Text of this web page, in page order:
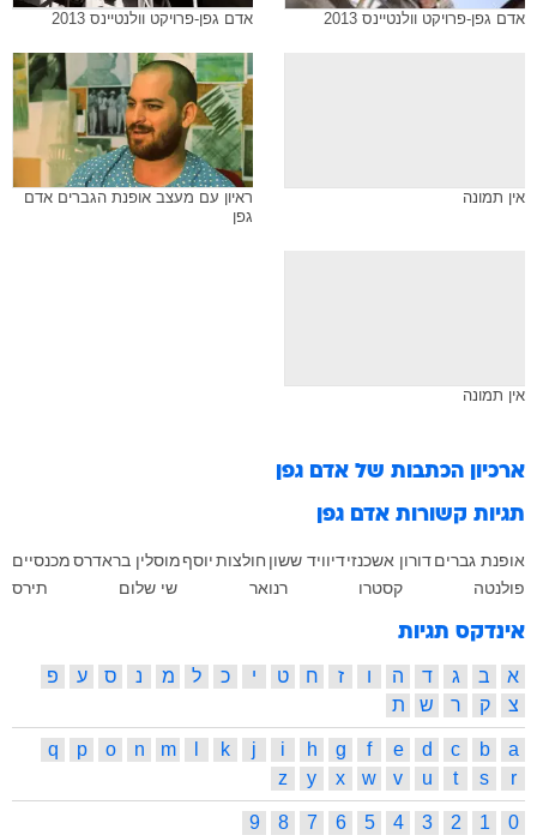
אדם גפן-פרויקט וולנטיינס 2013 אדם גפן-פרויקט וולנטיינס 2013
אין תמונה
ראיון עם מעצב אופנת הגברים אדם
גפן
אין תמונה
ארכיון הכתבות של אדם גפן
תגיות קשורות אדם גפן
אופנת גבריםדורון אשכנזידיוויד ששון חולצותיוסףמוסלין בראדרסמכנסיים
פולנטה
קסטרו רנואר שי שלום תירס
אינדקס תגיות
א ב ג ד ה ו ז ח ט י כ ל מ נ ס ע
פ
צ
ק ר ש ת
a
b
c
d
e
f
g
h
i
j
k
m
n
o
p
q
r
s
t
u
v
w
x
y
z
0
1
2
3
4
5
6
7
8
9